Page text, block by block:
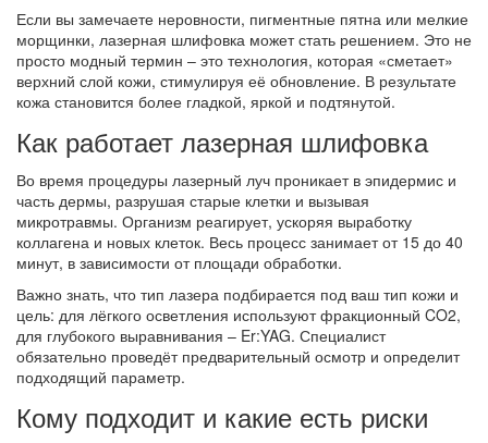
Если вы замечаете неровности, пигментные пятна или мелкие
морщинки, лазерная шлифовка может стать решением. Это не
просто модный термин – это технология, которая «сметает»
верхний слой кожи, стимулируя её обновление. В результате
кожа становится более гладкой, яркой и подтянутой.
Как работает лазерная шлифовка
Во время процедуры лазерный луч проникает в эпидермис и
часть дермы, разрушая старые клетки и вызывая
микротравмы. Организм реагирует, ускоряя выработку
коллагена и новых клеток. Весь процесс занимает от 15 до 40
минут, в зависимости от площади обработки.
Важно знать, что тип лазера подбирается под ваш тип кожи и
цель: для лёгкого осветления используют фракционный CO2,
для глубокого выравнивания – Er:YAG. Специалист
обязательно проведёт предварительный осмотр и определит
подходящий параметр.
Кому подходит и какие есть риски